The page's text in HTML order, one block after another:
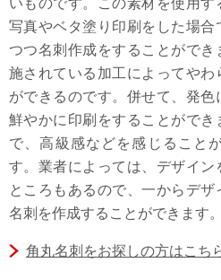
いものです。この素材を使用
写真やベタ塗り印刷をした場合
つつ名刺作成をすることがで
施されている加工によってやわ
ができるのです。併せて、発色
鮮やかに印刷をすることがで
で、高級感などを感じること
す。業者によっては、デザイン
ところもあるので、一からデ
名刺を作成することができます。
角丸名刺をお探しの方はこち